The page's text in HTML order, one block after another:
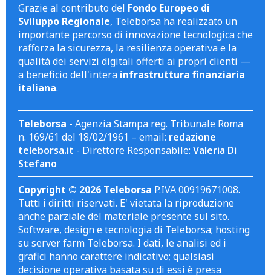
Grazie al contributo del Fondo Europeo di
Sviluppo Regionale, Teleborsa ha realizzato un
importante percorso di innovazione tecnologica che
rafforza la sicurezza, la resilienza operativa e la
qualità dei servizi digitali offerti ai propri clienti —
a beneficio dell'intera infrastruttura finanziaria
italiana.
Teleborsa - Agenzia Stampa reg. Tribunale Roma
n. 169/61 del 18/02/1961 – email: redazione
teleborsa.it - Direttore Responsabile: Valeria Di
Stefano
Copyright © 2026 Teleborsa P.IVA 00919671008.
Tutti i diritti riservati. E' vietata la riproduzione
anche parziale del materiale presente sul sito.
Software, design e tecnologia di Teleborsa; hosting
su server farm Teleborsa. I dati, le analisi ed i
grafici hanno carattere indicativo; qualsiasi
decisione operativa basata su di essi è presa